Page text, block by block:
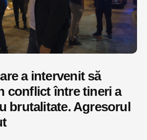
a intervenit să
conflict între tineri a
brutalitate. Agresorul